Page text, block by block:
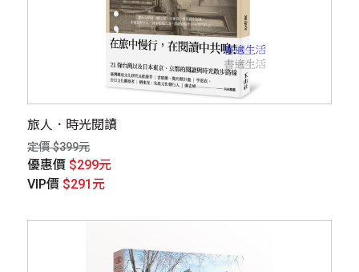
旅人．時光閱讀
定價 $399元
優惠價 $299元
VIP價 $291元